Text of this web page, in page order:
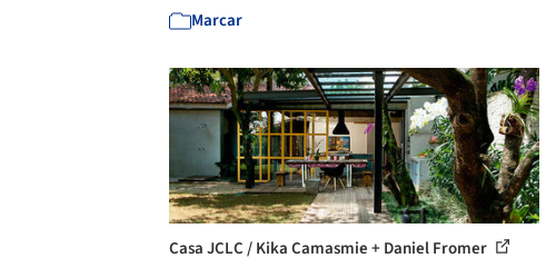
Marcar
Casa JCLC / Kika Camasmie + Daniel Fromer